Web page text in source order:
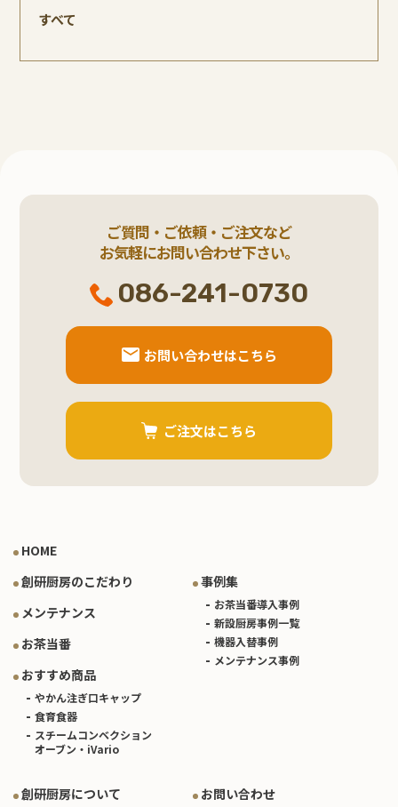
すべて
ご質問・ご依頼・ご注文など
お気軽にお問い合わせ下さい。
086-241-0730
お問い合わせはこちら
ご注文はこちら
HOME
創研厨房のこだわり
メンテナンス
お茶当番
おすすめ商品
やかん注ぎ口キャップ
食育食器
スチームコンベクション
オーブン・iVario
事例集
お茶当番導入事例
新設厨房事例一覧
機器入替事例
メンテナンス事例
創研厨房について お問い合わせ